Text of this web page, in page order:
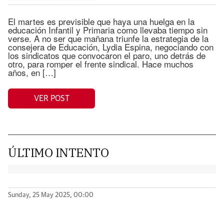
El martes es previsible que haya una huelga en la
educación Infantil y Primaria como llevaba tiempo sin
verse. A no ser que mañana triunfe la estrategia de la
consejera de Educación, Lydia Espina, negociando con
los sindicatos que convocaron el paro, uno detrás de
otro, para romper el frente sindical. Hace muchos
años, en […]
VER POST
ÚLTIMO INTENTO
Sunday, 25 May 2025, 00:00